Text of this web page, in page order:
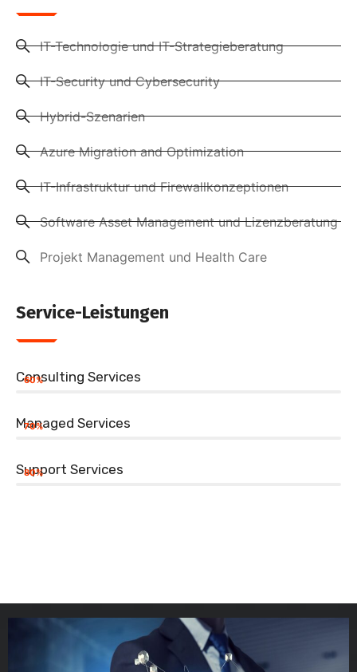
IT-Technologie und IT-Strategieberatung
IT-Security und Cybersecurity
Hybrid-Szenarien
Azure Migration and Optimization
IT-Infrastruktur und Firewallkonzeptionen
Software Asset Management und Lizenzberatung
Projekt Management und Health Care
Service-Leistungen
Consulting Services
60%
Managed Services
70%
Support Services
80%